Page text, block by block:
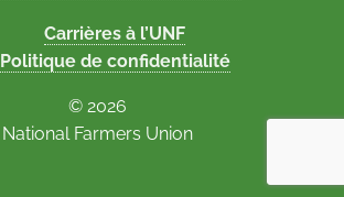
Carrières à l’UNF
Politique de confidentialité
© 2026
National Farmers Union